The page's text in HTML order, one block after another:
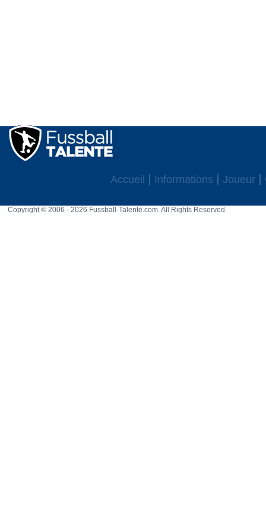
Accueil Informations Joueur
Copyright © 2006 - 2026 Fussball-Talente.com. All Rights Reserved.